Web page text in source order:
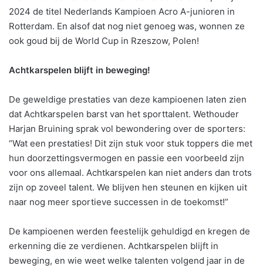
2024 de titel Nederlands Kampioen Acro A-junioren in
Rotterdam. En alsof dat nog niet genoeg was, wonnen ze
ook goud bij de World Cup in Rzeszow, Polen!
Achtkarspelen blijft in beweging!
De geweldige prestaties van deze kampioenen laten zien
dat Achtkarspelen barst van het sporttalent. Wethouder
Harjan Bruining sprak vol bewondering over de sporters:
“Wat een prestaties! Dit zijn stuk voor stuk toppers die met
hun doorzettingsvermogen en passie een voorbeeld zijn
voor ons allemaal. Achtkarspelen kan niet anders dan trots
zijn op zoveel talent. We blijven hen steunen en kijken uit
naar nog meer sportieve successen in de toekomst!”
De kampioenen werden feestelijk gehuldigd en kregen de
erkenning die ze verdienen. Achtkarspelen blijft in
beweging, en wie weet welke talenten volgend jaar in de